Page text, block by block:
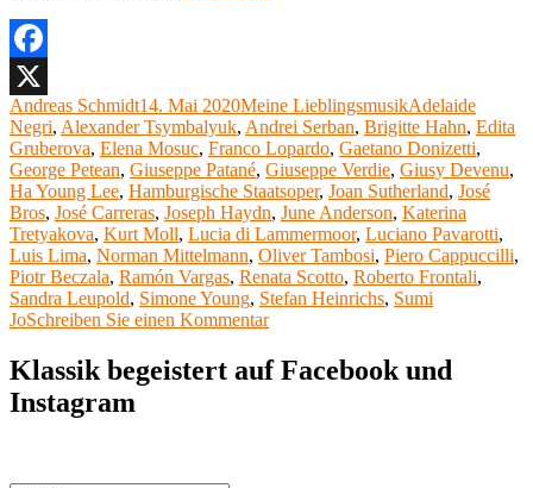
Lammermoor
von
Gaetano
Donizetti“
Facebook
X
Autor
Andreas SchmidtVeröffentlicht
am
14. Mai 2020Kategorien
Meine LieblingsmusikSchlagwörter
Adelaide
Negri, Alexander Tsymbalyuk, Andrei Serban, Brigitte Hahn, Edita
Gruberova, Elena Mosuc, Franco Lopardo, Gaetano Donizetti,
George Petean, Giuseppe Patané, Giuseppe Verdie, Giusy Devenu,
Ha Young Lee, Hamburgische Staatsoper, Joan Sutherland, José
Bros, José Carreras, Joseph Haydn, June Anderson, Katerina
Tretyakova, Kurt Moll, Lucia di Lammermoor, Luciano Pavarotti,
Luis Lima, Norman Mittelmann, Oliver Tambosi, Piero Cappuccilli,
Piotr Beczala, Ramón Vargas, Renata Scotto, Roberto Frontali,
Sandra Leupold, Simone Young, Stefan Heinrichs, Sumi
JoSchreiben Sie einen Kommentarzu
Lieblingsoper
29:
Klassik begeistert auf Facebook und
Instagram